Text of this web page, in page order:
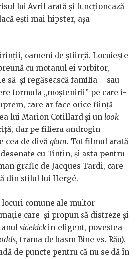
lui Avril arată și funcționează
ești mai hipster, așa –
oameni de știință. Locuiește
cu motanul ei vorbitor,
să-și regăsească familia – sau
formula „moștenirii” pe care i-
care ar face orice ființă
lui Marion Cotillard și un look
dar pe filiera androgin-
cea de divă glam. Tot filmul arată
cu Tintin, și asta pentru
grafic de Jacques Tardi, care
din stilul lui Hergé.
locuri comune ale multor
care-și propun să distreze și
sidekickinteligent, povestea
, trama de basm Bine vs. Rău).
de puncte pentru că nu se dă în